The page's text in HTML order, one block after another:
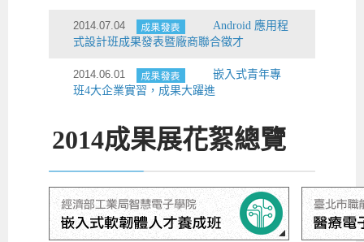
2014.07.04
Android 應用程
式設計班成果發表暨廠商聯合徵才
2014.06.01
嵌入式青年專
班4大企業實習，成果大躍進
2014成果展花絮總覽